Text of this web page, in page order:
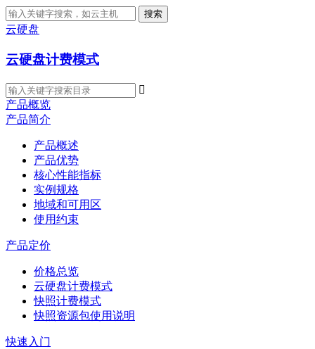
搜索
云硬盘
云硬盘计费模式

产品概览
产品简介
产品概述
产品优势
核心性能指标
实例规格
地域和可用区
使用约束
产品定价
价格总览
云硬盘计费模式
快照计费模式
快照资源包使用说明
快速入门